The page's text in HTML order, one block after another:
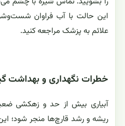
این حالت با آب فراوان
علائم به پزشک مراجعه کنید.
خطرات نگهداری و بهداشت
آبیاری بیش از حد و زهکشی
ریشه و رشد قارچ‌ها منجر شود؛